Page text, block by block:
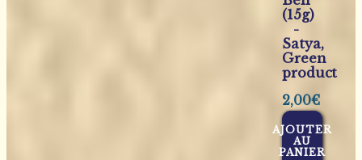
(15g)
-
Satya,
Green
product
2,00€
AJOUTER
AU
PANIER